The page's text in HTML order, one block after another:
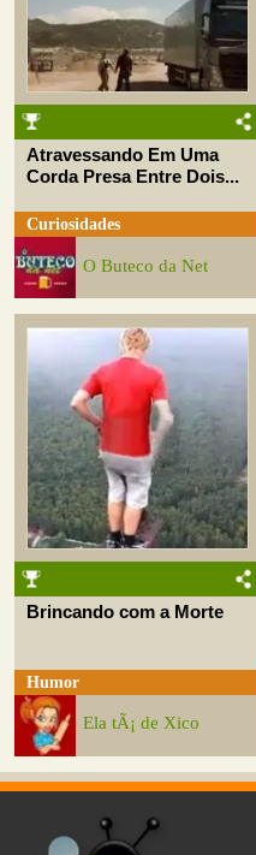
Atravessando Em Uma
Corda Presa Entre Dois...
Curiosidades
O Buteco da Net
Brincando com a Morte
Humor
Ela tÃ¡ de Xico